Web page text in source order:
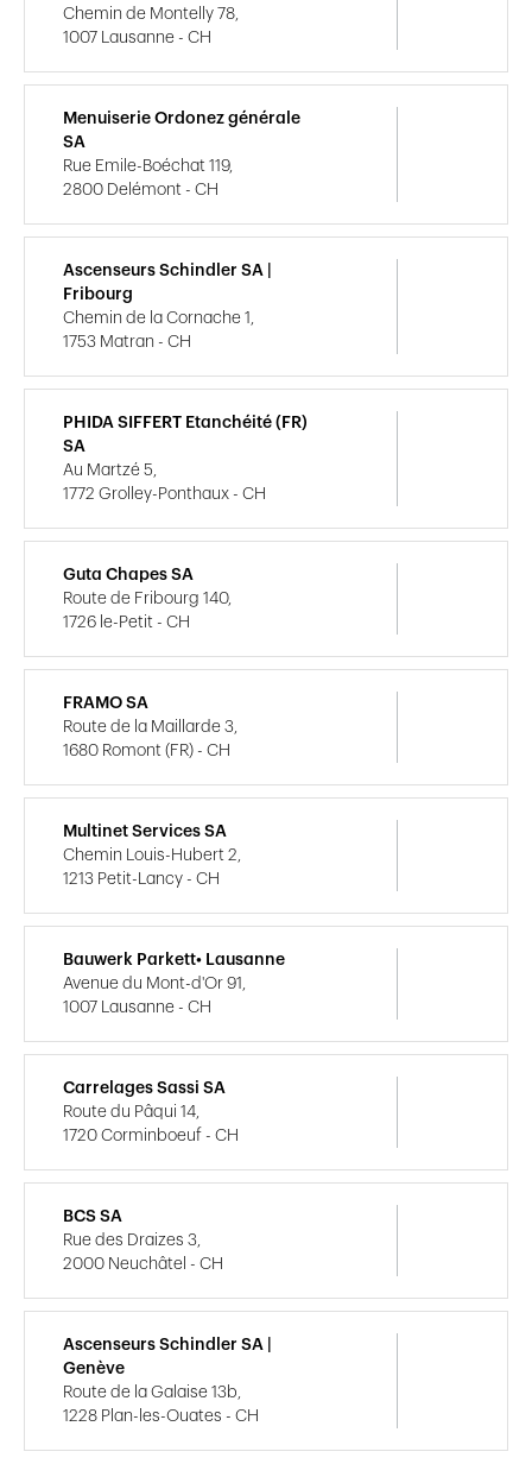
Chemin de Montelly 78,
1007 Lausanne - CH
Menuiserie Ordonez générale
SA
Rue Emile-Boéchat 119,
2800 Delémont - CH
Ascenseurs Schindler SA |
Fribourg
Chemin de la Cornache 1,
1753 Matran - CH
PHIDA SIFFERT Etanchéité (FR)
SA
Au Martzé 5,
1772 Grolley-Ponthaux - CH
Guta Chapes SA
Route de Fribourg 140,
1726 le-Petit - CH
FRAMO SA
Route de la Maillarde 3,
1680 Romont (FR) - CH
Multinet Services SA
Chemin Louis-Hubert 2,
1213 Petit-Lancy - CH
Bauwerk Parkett• Lausanne
Avenue du Mont-d'Or 91,
1007 Lausanne - CH
Carrelages Sassi SA
Route du Pâqui 14,
1720 Corminboeuf - CH
BCS SA
Rue des Draizes 3,
2000 Neuchâtel - CH
Ascenseurs Schindler SA |
Genève
Route de la Galaise 13b,
1228 Plan-les-Ouates - CH